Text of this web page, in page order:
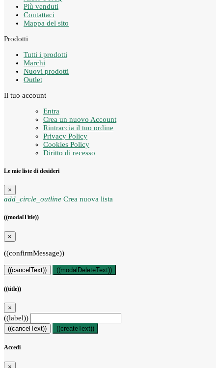
Più venduti
Contattaci
Mappa del sito
Prodotti
Tutti i prodotti
Marchi
Nuovi prodotti
Outlet
Il tuo account
Entra
Crea un nuovo Account
Rintraccia il tuo ordine
Privacy Policy
Cookies Policy
Diritto di recesso
Le mie liste di desideri
×
add_circle_outline Crea nuova lista
((modalTitle))
×
((confirmMessage))
((cancelText)) ((modalDeleteText))
((title))
×
((label))
((cancelText)) ((createText))
Accedi